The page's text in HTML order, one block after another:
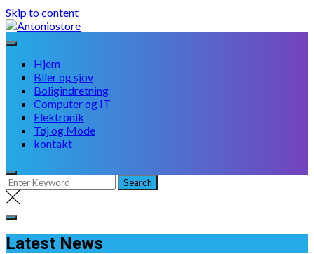
Skip to content
Hjem
Biler og sjov
Boligindretning
Computer og IT
Elektronik
Tøj og Mode
kontakt
Latest News